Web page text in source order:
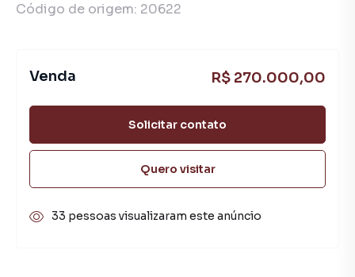
Código de origem: 20622
Venda R$ 270.000,00
Solicitar contato
Quero visitar
33 pessoas visualizaram este anúncio